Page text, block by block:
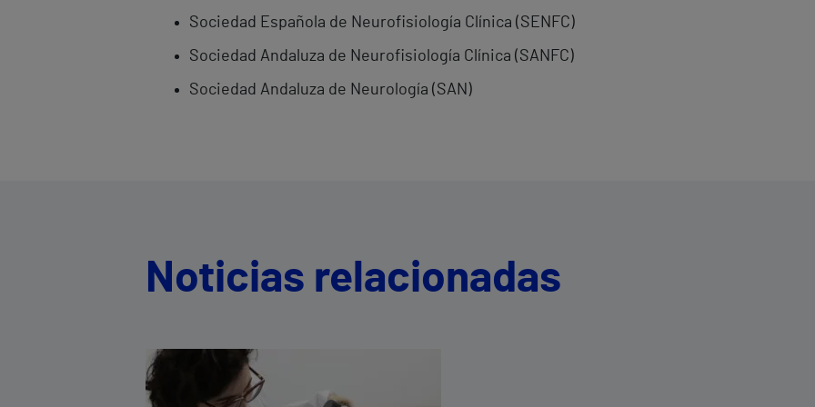
Sociedad Española de Neurofisiología Clínica (SENFC)
Sociedad Andaluza de Neurofisiología Clínica (SANFC)
Sociedad Andaluza de Neurología (SAN)
Noticias relacionadas